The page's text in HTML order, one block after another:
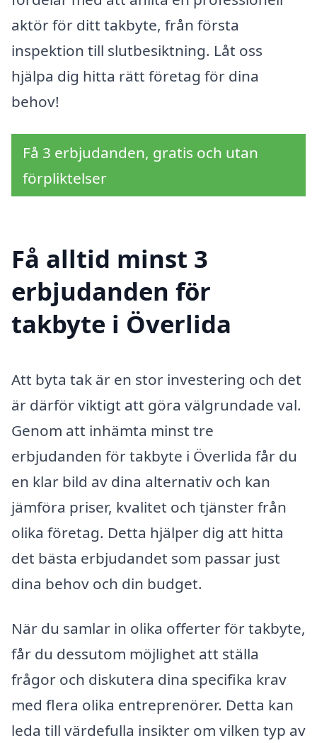
aktör för ditt takbyte, från första
inspektion till slutbesiktning. Låt oss
hjälpa dig hitta rätt företag för dina
behov!
Få 3 erbjudanden, gratis och utan
förpliktelser
Få alltid minst 3
erbjudanden för
takbyte i Överlida
Att byta tak är en stor investering och det
är därför viktigt att göra välgrundade val.
Genom att inhämta minst tre
erbjudanden för takbyte i Överlida får du
en klar bild av dina alternativ och kan
jämföra priser, kvalitet och tjänster från
olika företag. Detta hjälper dig att hitta
det bästa erbjudandet som passar just
dina behov och din budget.
När du samlar in olika offerter för takbyte,
får du dessutom möjlighet att ställa
frågor och diskutera dina specifika krav
med flera olika entreprenörer. Detta kan
leda till värdefulla insikter om vilken typ av